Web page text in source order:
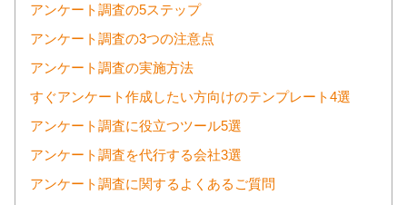
アンケート調査の5ステップ
アンケート調査の3つの注意点
アンケート調査の実施方法
すぐアンケート作成したい方向けのテンプレート4選
アンケート調査に役立つツール5選
アンケート調査を代行する会社3選
アンケート調査に関するよくあるご質問